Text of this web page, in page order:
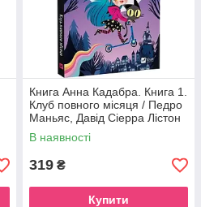
Книга Анна Кадабра. Книга 1.
Клуб повного місяця / Педро
Маньяс, Давід Сіерра Лістон
(українською)
В наявності
319 ₴
Купити